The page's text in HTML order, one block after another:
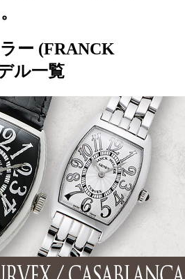
ー (FRANCK
ル一覧